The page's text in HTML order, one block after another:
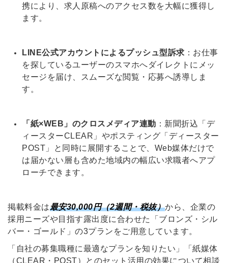
携により、求人原稿へのアクセス数を大幅に獲得し
ます。
LINE公式アカウントによるプッシュ型訴求 ：お仕事
を探しているユーザーのスマホへダイレクトにメッ
セージを届け、スムーズな閲覧・応募へ誘導しま
す。
「紙×WEB」のクロスメディア連動 ：新聞折込「デ
ィースターCLEAR」やポスティング「ディースター
POST」と同時に展開することで、Web媒体だけで
は届かない層も含めた地域内の幅広い求職者へアプ
ローチできます。
掲載料金は最安30,000円（2週間・税抜）から、企業の
採用ニーズや目指す露出度に合わせた「ブロンズ・シル
バー・ゴールド」の3プランをご用意しています。
「自社の募集職種に最適なプランを知りたい」「紙媒体
（CLEAR・POST）とのセット活用の効果について相談